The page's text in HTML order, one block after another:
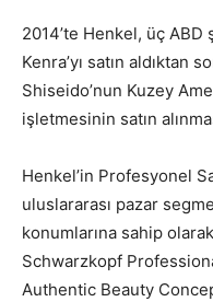
2014’te Henkel, üç
Kenra’yı satın aldıktan
Shiseido’nun Kuzey
işletmesinin satın
Henkel’in Profesyonel
uluslararası pazar
konumlarına sahip
Schwarzkopf
Authentic Beauty